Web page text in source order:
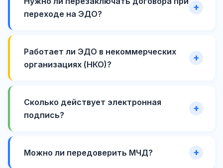
переходе на ЭДО?
Работает ли ЭДО в некоммерческих
организациях (НКО)?
Сколько действует электронная
подпись?
Можно ли передоверить МЧД?